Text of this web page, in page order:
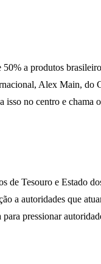
50% a produtos
Alex Main,
no centro e chama
de Tesouro e Estado
a autoridades que
pressionar